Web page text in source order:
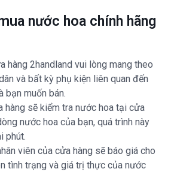
nước hoa chính hãng
hàng 2handland vui lòng mang theo
và bất kỳ phụ kiện liên quan đến
bạn muốn bán.
hàng sẽ kiểm tra nước hoa tại cửa
nước hoa của bạn, quá trình này
phút.
viên của cửa hàng sẽ báo giá cho
tình trạng và giá trị thực của nước